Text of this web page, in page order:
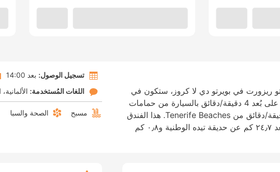
ريزورت في بويرتو دي لا كروز، ستكون في
منشأة قريبة من الشاطئ، على بُعد 4 دقيقة/دقائق بالسيارة من حمامات
سباحة لاجو مارتيانيز و7 دقيقة/دقائق من Tenerife Beaches. هذا الفندق
منشأة مناسبة للعائلات، تبعد ٢٤٫٧ كم عن حديقة تيده الوطنية و٠٫٨ كم
تسجيل الوصول: بعد 14:00
اللغات المُستخدمة: الألمانية
مسبح الصحة والسبا